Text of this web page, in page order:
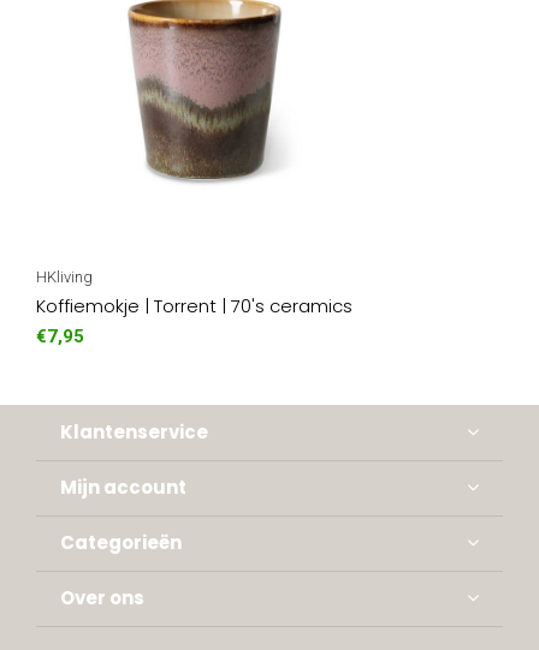
HKliving
Koffiemokje | Torrent | 70's ceramics
€7,95
Klantenservice
Mijn account
Categorieën
Over ons